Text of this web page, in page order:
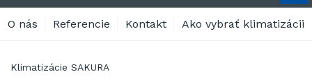
O nás Referencie Kontakt Ako vybrať klimatizácii
Klimatizácie SAKURA